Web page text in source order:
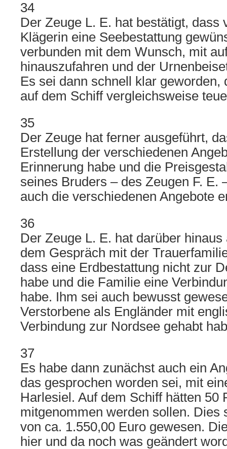
34
Der Zeuge L. E. hat bestätigt, dass
Klägerin eine Seebestattung
verbunden mit dem Wunsch, mit
hinauszufahren und der
Es sei dann schnell klar geworden,
auf dem Schiff vergleichsweise
35
Der Zeuge hat ferner ausgeführt,
Erstellung der verschiedenen
Erinnerung habe und die
seines Bruders – des Zeugen F. E.
auch die verschiedenen Angebote
36
Der Zeuge L. E. hat darüber
dem Gespräch mit der
dass eine Erdbestattung nicht zur
habe und die Familie eine
habe. Ihm sei auch bewusst
Verstorbene als Engländer mit
Verbindung zur Nordsee gehabt
37
Es habe dann zunächst auch ein
das gesprochen worden sei, mit
Harlesiel. Auf dem Schiff hätten 50
mitgenommen werden sollen. Dies
von ca. 1.550,00 Euro gewesen.
hier und da noch was geändert